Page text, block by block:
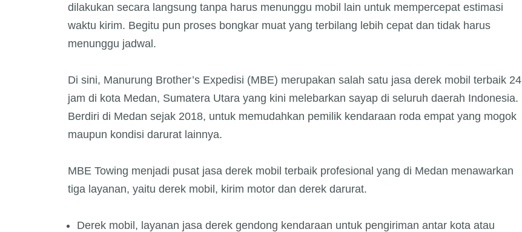
dilakukan secara langsung tanpa harus menunggu mobil lain untuk mempercepat estimasi
waktu kirim. Begitu pun proses bongkar muat yang terbilang lebih cepat dan tidak harus
menunggu jadwal.
Di sini, Manurung Brother’s Expedisi (MBE) merupakan salah satu jasa derek mobil terbaik 24
jam di kota Medan, Sumatera Utara yang kini melebarkan sayap di seluruh daerah Indonesia.
Berdiri di Medan sejak 2018, untuk memudahkan pemilik kendaraan roda empat yang mogok
maupun kondisi darurat lainnya.
MBE Towing menjadi pusat jasa derek mobil terbaik profesional yang di Medan menawarkan
tiga layanan, yaitu derek mobil, kirim motor dan derek darurat.
Derek mobil, layanan jasa derek gendong kendaraan untuk pengiriman antar kota atau